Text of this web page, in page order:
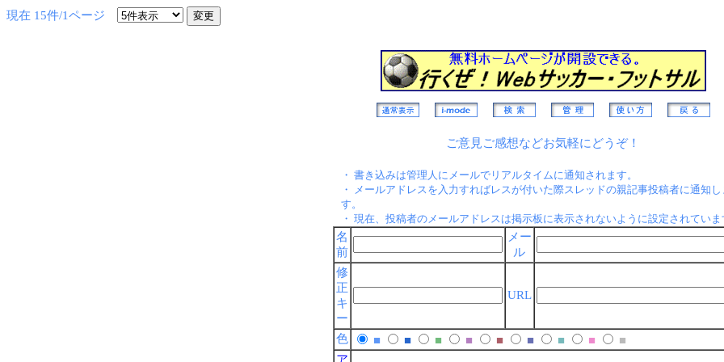
現在 15件/1ページ
ご意見ご感想などお気軽にどうぞ！
・ 書き込みは管理人にメールでリアルタイムに通知されます。
・ メールアドレスを入力すればレスが付いた際スレッドの親記事投稿者に通知し
す。
・ 現在、投稿者のメールアドレスは掲示板に表示されないように設定されていま
名
前
メー
ル
修
正
キ
ー
URL
色 ■ ■ ■ ■ ■ ■ ■ ■
■